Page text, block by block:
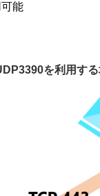
能
を利用す